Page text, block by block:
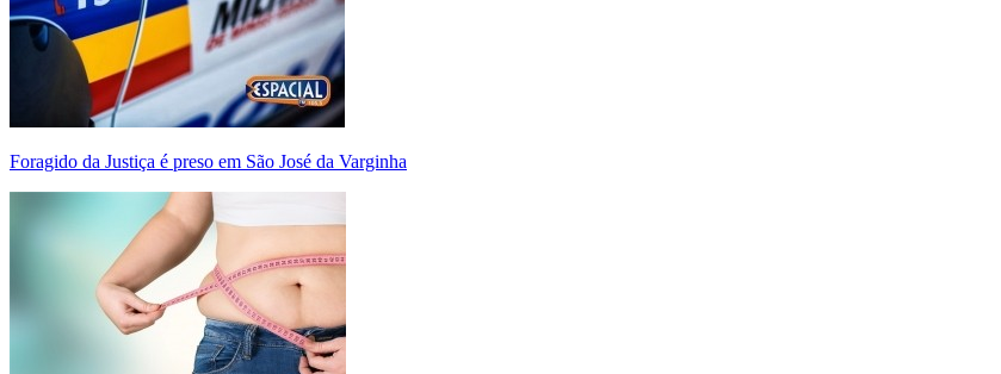
Foragido da Justiça é preso em São José da Varginha